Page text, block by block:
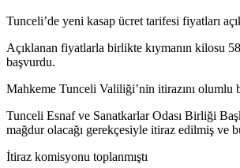
Tunceli’de yeni kasap ücret tarifesi fiyatları
Açıklanan fiyatlarla birlikte kıymanın kilosu
başvurdu.
Mahkeme Tunceli Valiliği’nin itirazını olumlu
Tunceli Esnaf ve Sanatkarlar Odası Birliği
mağdur olacağı gerekçesiyle itiraz edilmiş ve
İtiraz komisyonu toplanmıştı